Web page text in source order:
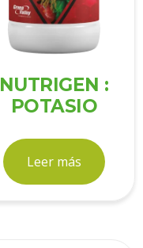
NUTRIGEN :
POTASIO
Leer más